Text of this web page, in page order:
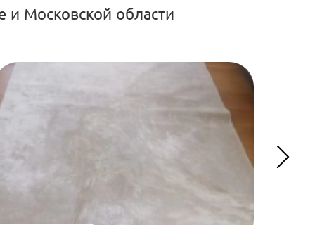
и Московской области